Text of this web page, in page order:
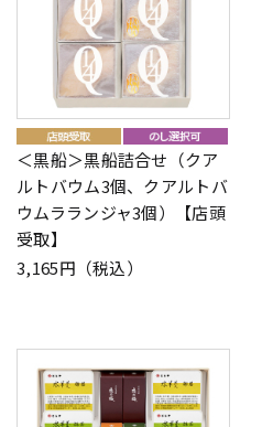
＜黒船＞黒船詰合せ（クア
ルトバウム3個、クアルトバ
ウムラランジャ3個）【店頭
受取】
3,165円（税込）